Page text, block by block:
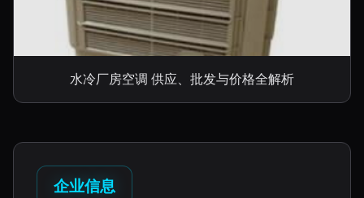
水冷厂房空调 供应、批发与价格全解析
企业信息